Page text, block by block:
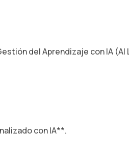
del Aprendizaje con IA
con IA**.